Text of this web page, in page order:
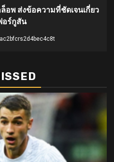
อพ ส่งข้อความที่ชัดเจนเกี่ยว
อร์กูสัน